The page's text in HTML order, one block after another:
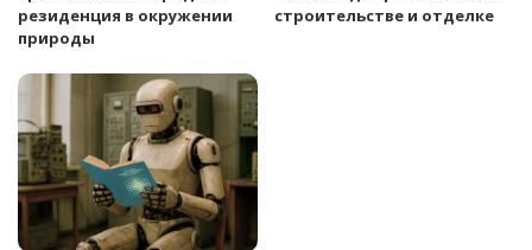
резиденция в окружении
природы
строительстве и отделке